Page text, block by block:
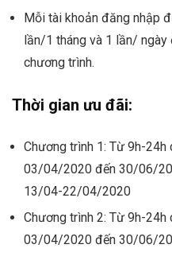
Mỗi tài khoản đăng nhập
lần/1 tháng và 1 lần/
chương trình.
Thời gian ưu đãi:
Chương trình 1: Từ 9h-
03/04/2020 đến 30/06/
13/04-22/04/2020
Chương trình 2: Từ 9h-
03/04/2020 đến 30/06/